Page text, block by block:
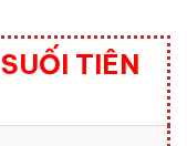
SUỐI TIÊN